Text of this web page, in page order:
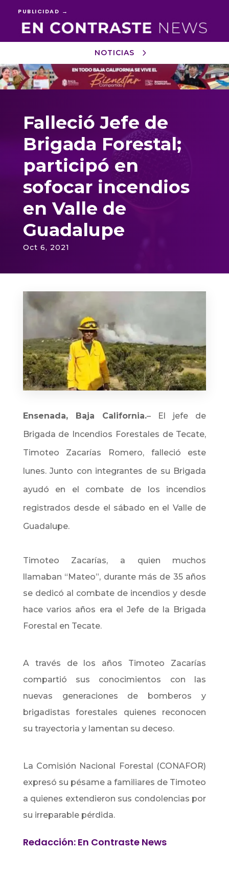
PUBLICIDAD →
NOTICIAS
Reproductor
de
vídeo
Falleció Jefe de
Brigada Forestal;
participó en
sofocar incendios
en Valle de
Guadalupe
Oct 6, 2021
Ensenada, Baja California.–
El jefe de
Brigada de Incendios Forestales de Tecate,
Timoteo Zacarías Romero, falleció este
lunes. Junto con integrantes de su Brigada
ayudó en el combate de los incendios
registrados desde el sábado en el Valle de
Guadalupe.
Timoteo Zacarías, a quien muchos
llamaban “Mateo”, durante más de 35 años
se dedicó al combate de incendios y desde
hace varios años era el Jefe de la Brigada
Forestal en Tecate.
A través de los años Timoteo Zacarías
compartió sus conocimientos con las
nuevas generaciones de bomberos y
brigadistas forestales quienes reconocen
su trayectoria y lamentan su deceso.
La Comisión Nacional Forestal (CONAFOR)
expresó su pésame a familiares de Timoteo
a quienes extendieron sus condolencias por
su irreparable pérdida.
Redacción: En Contraste News